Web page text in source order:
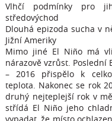
Vlhčí podmínky pro
středovýchod
Dlouhá epizoda sucha v
Jižní Ameriky
Mimo jiné El Niño má
nárazově vzrůst. Poslední
– 2016 přispělo k
teplota. Nakonec se rok
druhý nejteplejší rok v
střídá El Niño jeho